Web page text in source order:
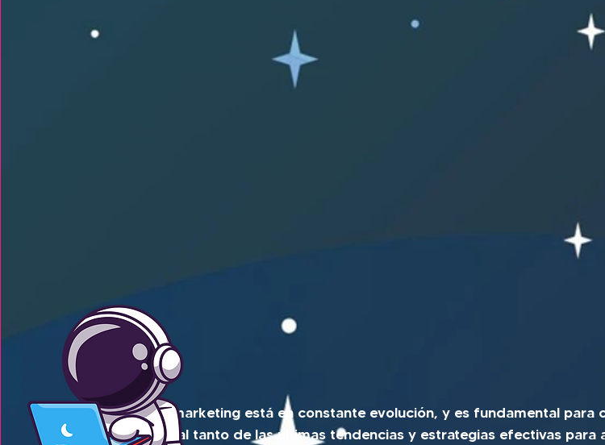
El mundo del marketing está en constante evolución, y es fundamental para
negocio estar al tanto de las últimas tendencias y estrategias efectivas para